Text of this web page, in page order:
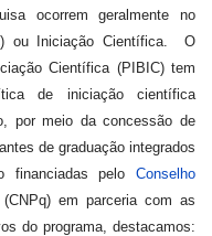
ocorrem geralmente no
ou Iniciação Científica. O
Científica (PIBIC) tem
de iniciação científica
por meio da concessão de
de graduação integrados
financiadas pelo Conselho
(CNPq) em parceria com as
do programa, destacamos: